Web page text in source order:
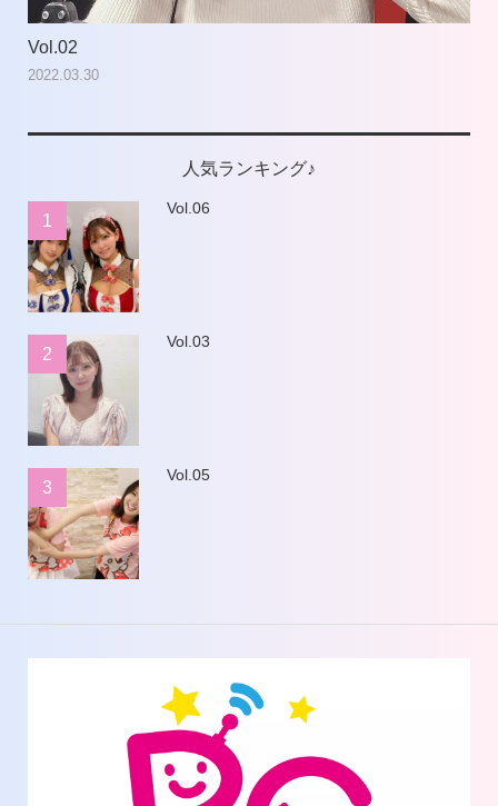
Vol.02
2022.03.30
人気ランキング♪
1
Vol.06
2
Vol.03
3
Vol.05